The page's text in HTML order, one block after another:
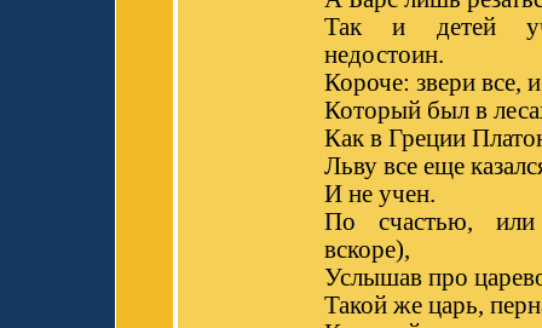
Так и детей
недостоин.
Короче: звери все,
Который был в
Как в Греции
Льву все еще
И не учен.
По счастью,
вскоре),
Услышав про
Такой же царь,